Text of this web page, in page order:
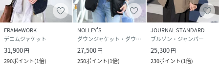
FRAMeWORK
デニムジャケット
31,900円
290ポイント(1倍)
NOLLEY'S
ダウンジャケット・ダウンベスト
27,500円
250ポイント(1倍)
JOURNAL STANDARD
ブルゾン・ジャンパー
25,300円
230ポイント(1倍)